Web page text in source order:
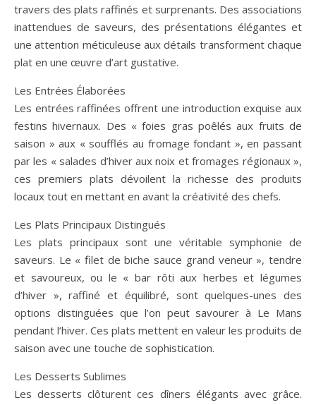
travers des plats raffinés et surprenants. Des associations
inattendues de saveurs, des présentations élégantes et
une attention méticuleuse aux détails transforment chaque
plat en une œuvre d’art gustative.
Les Entrées Élaborées
Les entrées raffinées offrent une introduction exquise aux
festins hivernaux. Des « foies gras poêlés aux fruits de
saison » aux « soufflés au fromage fondant », en passant
par les « salades d’hiver aux noix et fromages régionaux »,
ces premiers plats dévoilent la richesse des produits
locaux tout en mettant en avant la créativité des chefs.
Les Plats Principaux Distingués
Les plats principaux sont une véritable symphonie de
saveurs. Le « filet de biche sauce grand veneur », tendre
et savoureux, ou le « bar rôti aux herbes et légumes
d’hiver », raffiné et équilibré, sont quelques-unes des
options distinguées que l’on peut savourer à Le Mans
pendant l’hiver. Ces plats mettent en valeur les produits de
saison avec une touche de sophistication.
Les Desserts Sublimes
Les desserts clôturent ces dîners élégants avec grâce.